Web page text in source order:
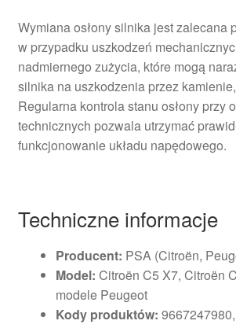
Wymiana osłony silnika jest zalecana
w przypadku uszkodzeń
nadmiernego zużycia, które mogą
silnika na uszkodzenia przez
Regularna kontrola stanu osłony przy
technicznych pozwala utrzymać
funkcjonowanie układu napędowego.
Techniczne informacje
Producent: PSA (Citroën,
Model: Citroën C5 X7, Citroën
modele Peugeot
Kody produktów: